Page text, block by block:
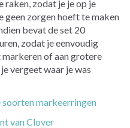
raken, zodat je je op je
geen zorgen hoeft te maken
bevat de set 20
zodat je eenvoudig
of aan grotere
vergeet waar je was
soorten markeerringen
van Clover